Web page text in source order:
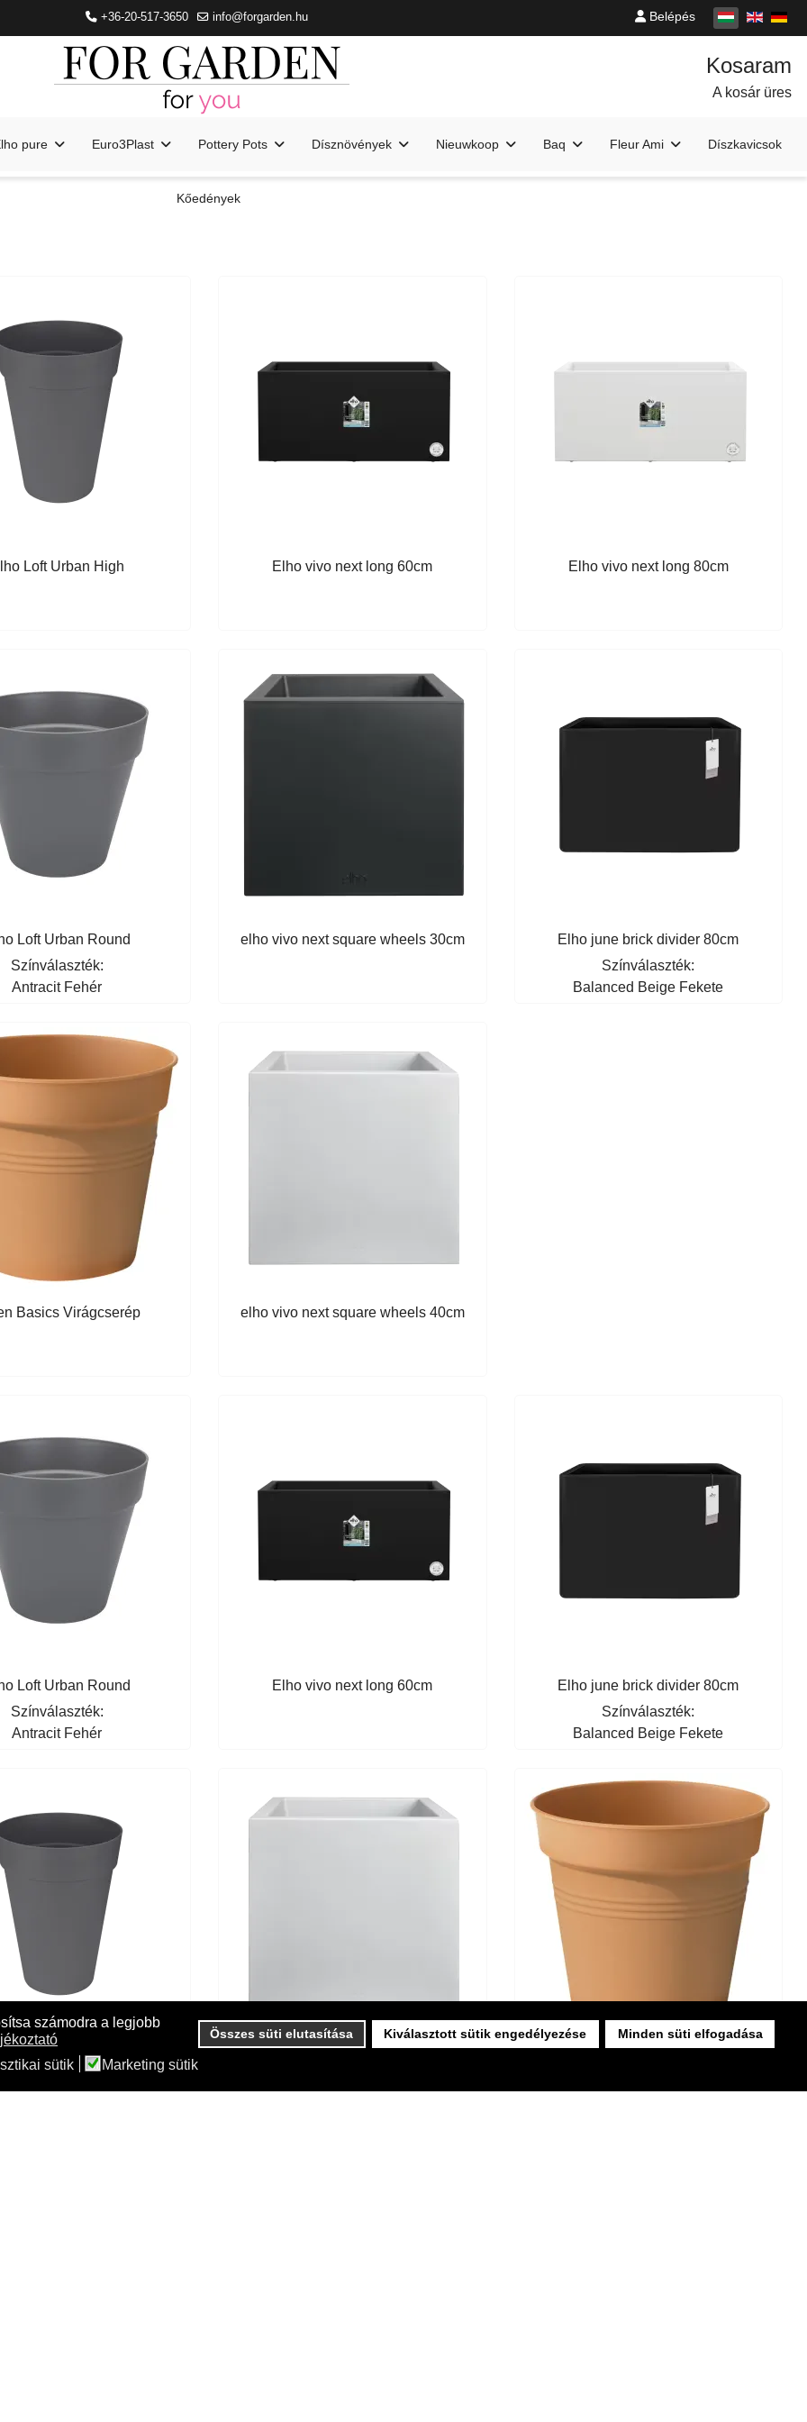
számodra a legjobb
Összes süti elutasítása Kiválasztott sütik engedélyezése
Minden süti elfogadása
sütik Marketing sütik
+36-20-517-3650 info@forgarden.hu Belépés
A kosár üres
pure Euro3Plast Pottery Pots Dísznövények Nieuwkoop Baq Fleur Ami Díszkavicsok
Kőedények
Loft Urban High Elho vivo next long 60cm Elho vivo next long 80cm
Loft Urban Round
Színválaszték:
Antracit Fehér
elho vivo next square wheels 30cm
Elho june brick divider 80cm
Színválaszték:
Balanced Beige Fekete
Basics Virágcserép elho vivo next square wheels 40cm
Loft Urban Round
Színválaszték:
Antracit Fehér
Elho vivo next long 60cm
Elho june brick divider 80cm
Színválaszték:
Balanced Beige Fekete
Loft Urban High